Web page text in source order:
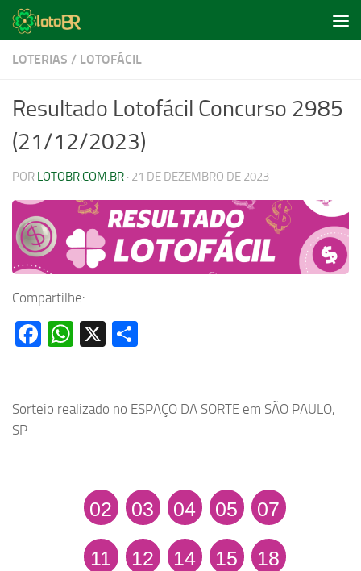
Skip to content
LOTERIAS / LOTOFÁCIL
Resultado Lotofácil Concurso 2985
(21/12/2023)
POR LOTOBR.COM.BR · 21 DE DEZEMBRO DE 2023
Compartilhe:
Facebook
WhatsApp
X
Sorteio realizado no ESPAÇO DA SORTE em SÃO PAULO,
SP
02 03 04 05 07
11 12 14 15 18